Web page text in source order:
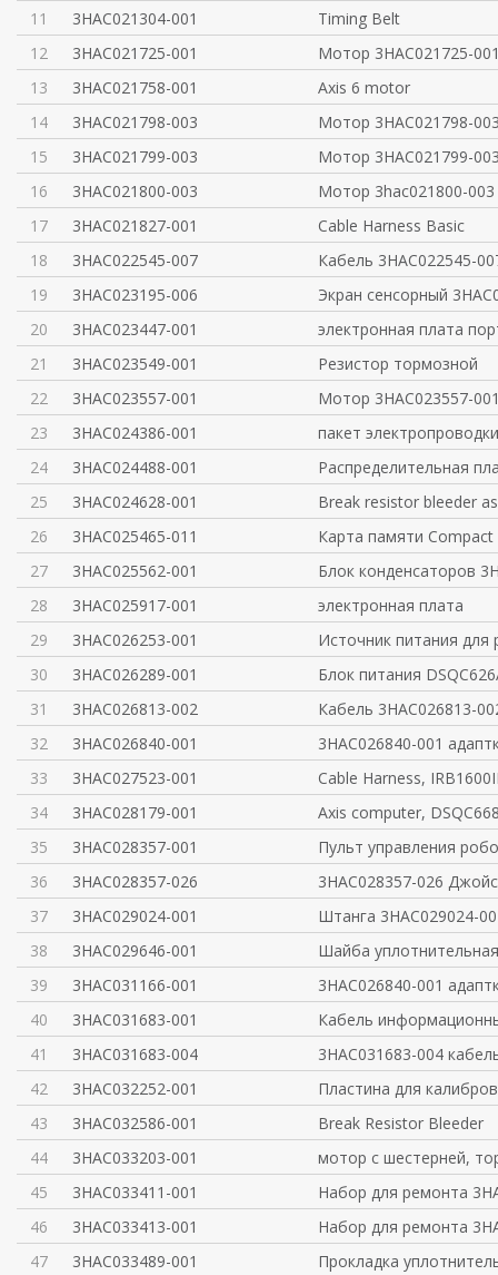
11
3HAC021304-001
Timing Belt
12
3HAC021725-001
Мотор 3HAC021725-
13
3HAC021758-001
Axis 6 motor
14
3HAC021798-003
Мотор 3HAC021798-
15
3HAC021799-003
Мотор 3HAC021799-
16
3HAC021800-003
Мотор 3hac021800-
17
3HAC021827-001
Cable Harness Basic
18
3HAC022545-007
Кабель 3HAC022545-
19
3HAC023195-006
Экран сенсорный
20
3HAC023447-001
электронная плата
21
3HAC023549-001
Резистор тормозной
22
3HAC023557-001
Мотор 3HAC023557-
23
3HAC024386-001
пакет
24
3HAC024488-001
Распределительная
25
3HAC024628-001
Break resistor bleeder
26
3HAC025465-011
Карта памяти Compact
27
3HAC025562-001
Блок конденсаторов
28
3HAC025917-001
электронная плата
29
3HAC026253-001
Источник питания для
30
3HAC026289-001
Блок питания
31
3HAC026813-002
Кабель 3HAC026813-
32
3HAC026840-001
3HAC026840-001
33
3HAC027523-001
Cable Harness,
34
3HAC028179-001
Axis computer,
35
3HAC028357-001
Пульт управления
36
3HAC028357-026
3HAC028357-026
37
3HAC029024-001
Штанга 3HAC029024-
38
3HAC029646-001
Шайба
39
3HAC031166-001
3HAC026840-001
40
3HAC031683-001
Кабель
41
3HAC031683-004
3HAC031683-004
42
3HAC032252-001
Пластина для
43
3HAC032586-001
Break Resistor Bleeder
44
3HAC033203-001
мотор с шестерней,
45
3HAC033411-001
Набор для ремонта
46
3HAC033413-001
Набор для ремонта
47
3HAC033489-001
Прокладка